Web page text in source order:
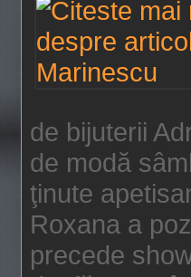
de bijuterii
de modă
ţinute
Roxana a
precede